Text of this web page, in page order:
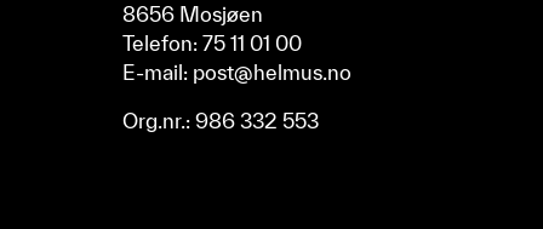
8656 Mosjøen
Telefon: 75 11 01 00
E-mail: post@helmus.no
Org.nr.: 986 332 553